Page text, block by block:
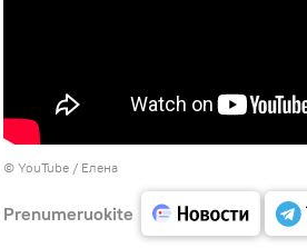
© YouTube / Елена
Prenumeruokite